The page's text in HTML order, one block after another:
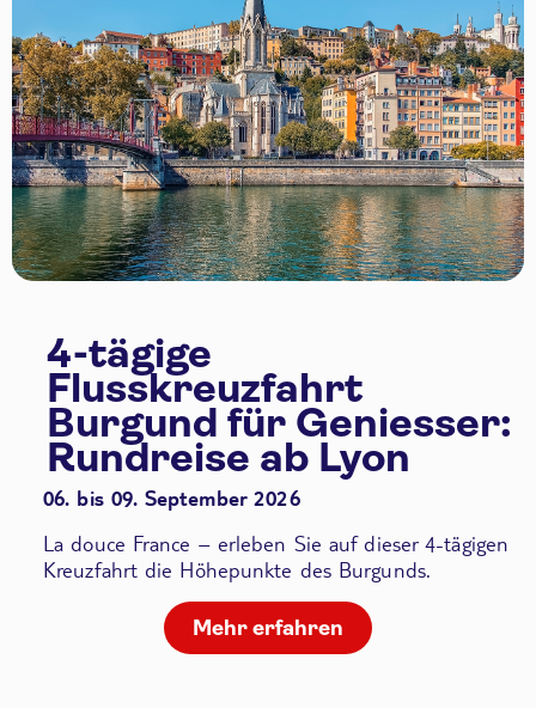
4-tägige
Flusskreuzfahrt
Burgund für Geniesser:
Rundreise ab Lyon
06. bis 09. September 2026
La douce France – erleben Sie auf dieser 4-tägigen
Kreuzfahrt die Höhepunkte des Burgunds.
Mehr erfahren